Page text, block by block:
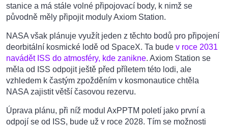
stanice a má stále volné připojovací body, k nimž se
původně měly připojit moduly Axiom Station.
NASA však plánuje využít jeden z těchto bodů pro připojení
deorbitální kosmické lodě od SpaceX. Ta bude v roce 2031
navádět ISS do atmosféry, kde zanikne. Axiom Station se
měla od ISS odpojit ještě před příletem této lodi, ale
vzhledem k častým zpožděním v kosmonautice chtěla
NASA zajistit větší časovou rezervu.
Úprava plánu, při níž modul AxPPTM poletí jako první a
odpojí se od ISS, bude už v roce 2028. Tím se možnosti